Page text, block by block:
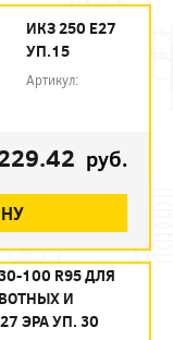
ИКЗ 250 Е27
УП.15
Артикул:
руб.
100 R95 ДЛЯ
И
ЭРА УП. 30